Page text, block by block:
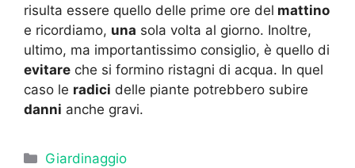
risulta essere quello delle prime ore del mattino
e ricordiamo, una sola volta al giorno. Inoltre,
ultimo, ma importantissimo consiglio, è quello di
evitare che si formino ristagni di acqua. In quel
caso le radici delle piante potrebbero subire
danni anche gravi.
Categorie
Giardinaggio